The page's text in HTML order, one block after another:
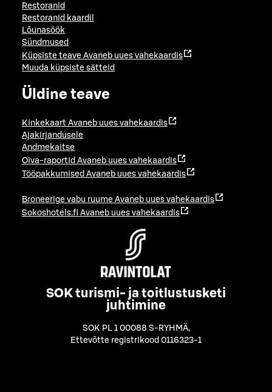
Restoranid
Restoranid kaardil
Lõunasöök
Sündmused
Küpsiste teave Avaneb uues vahekaardis
Muuda küpsiste sätteid
Üldine teave
Kinkekaart Avaneb uues vahekaardis
Ajakirjandusele
Andmekaitse
Oiva-raportid Avaneb uues vahekaardis
Tööpakkumised Avaneb uues vahekaardis
Broneerige vabu ruume Avaneb uues vahekaardis
Sokoshotels.fi Avaneb uues vahekaardis
SOK turismi- ja toitlustusketi
juhtimine
SOK PL 1 00088 S-RYHMÄ,
Ettevõtte registrikood 0116323-1